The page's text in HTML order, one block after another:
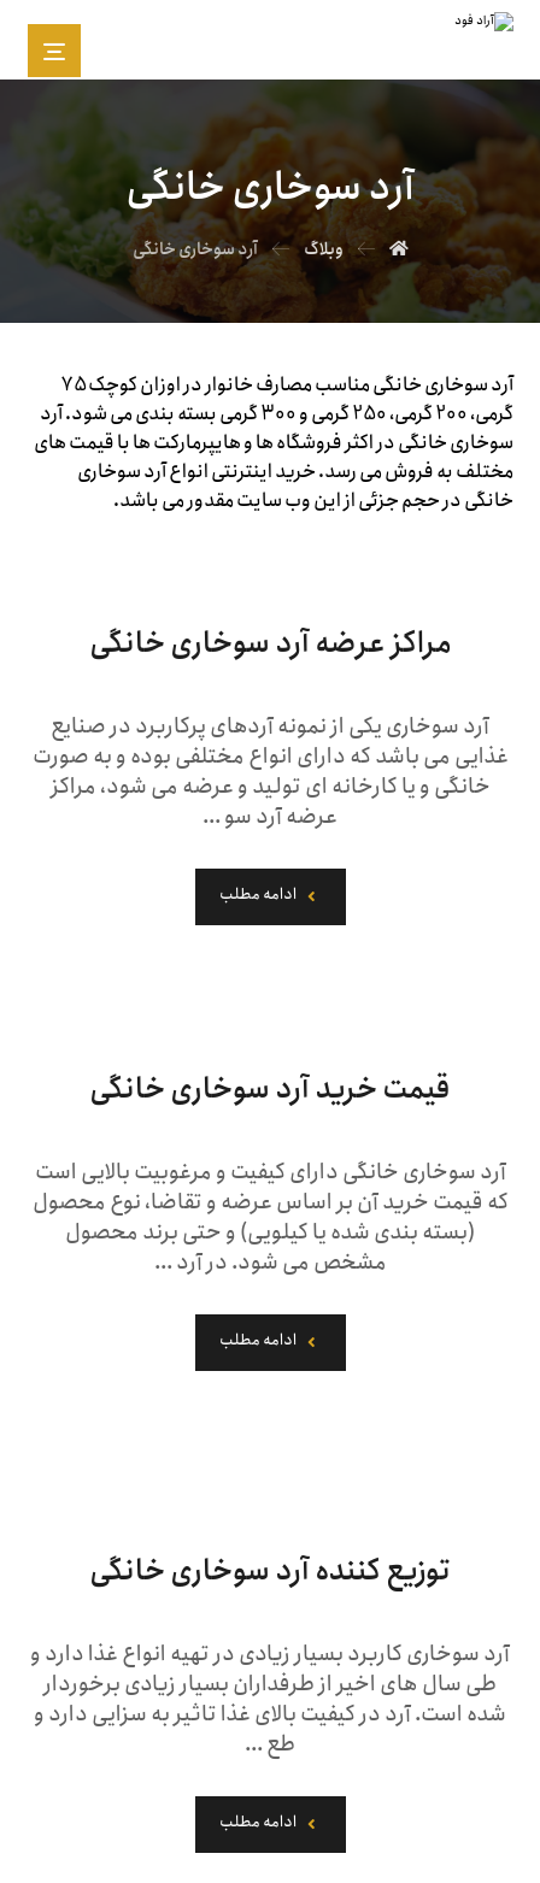
آرد سوخاری خانگی
وبلاگ آرد سوخاری خانگی
آرد سوخاری خانگی مناسب مصارف خانوار در اوزان کوچک 75
گرمی، 200 گرمی، 250 گرمی و 300 گرمی بسته بندی می شود. آرد
سوخاری خانگی در اکثر فروشگاه ها و هایپرمارکت ها با قیمت های
مختلف به فروش می رسد. خرید اینترنتی انواع آرد سوخاری
خانگی در حجم جزئی از این وب سایت مقدور می باشد.
مراکز عرضه آرد سوخاری خانگی
آرد سوخاری یکی از نمونه آردهای پرکاربرد در صنایع
غذایی می باشد که دارای انواع مختلفی بوده و به صورت
خانگی و یا کارخانه ای تولید و عرضه می شود، مراکز
عرضه آرد سو ...
ادامه مطلب
قیمت خرید آرد سوخاری خانگی
آرد سوخاری خانگی دارای کیفیت و مرغوبیت بالایی است
که قیمت خرید آن بر اساس عرضه و تقاضا، نوع محصول
(بسته بندی شده یا کیلویی) و حتی برند محصول
مشخص می شود. در آرد ...
ادامه مطلب
توزیع کننده آرد سوخاری خانگی
آرد سوخاری کاربرد بسیار زیادی در تهیه انواع غذا دارد و
طی سال های اخیر از طرفداران بسیار زیادی برخوردار
شده است. آرد در کیفیت بالای غذا تاثیر به سزایی دارد و
طع ...
ادامه مطلب